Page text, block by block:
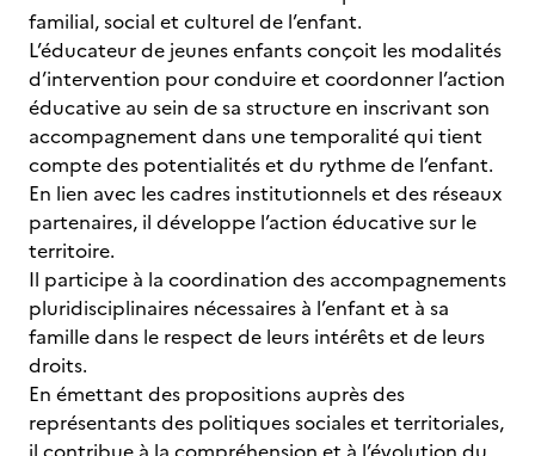
familial, social et culturel de l’enfant.
L’éducateur de jeunes enfants conçoit les modalités
d’intervention pour conduire et coordonner l’action
éducative au sein de sa structure en inscrivant son
accompagnement dans une temporalité qui tient
compte des potentialités et du rythme de l’enfant.
En lien avec les cadres institutionnels et des réseaux
partenaires, il développe l’action éducative sur le
territoire.
Il participe à la coordination des accompagnements
pluridisciplinaires nécessaires à l’enfant et à sa
famille dans le respect de leurs intérêts et de leurs
droits.
En émettant des propositions auprès des
représentants des politiques sociales et territoriales,